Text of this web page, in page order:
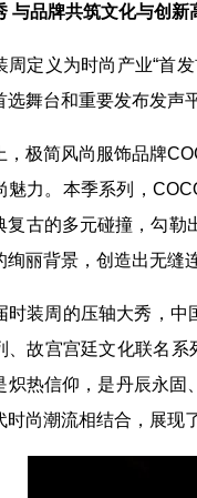
与品牌共筑文化与创新
周定义为时尚产业“首
选舞台和重要发布发声
，极简风尚服饰品牌
魅力。本季系列，
复古的多元碰撞，勾勒
绚丽背景，创造出无缝
时装周的压轴大秀，
、故宫宫廷文化联名
炽热信仰，是丹辰永
时尚潮流相结合，展现